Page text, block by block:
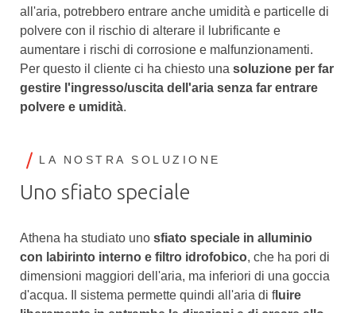
all'aria, potrebbero entrare anche umidità e particelle di
polvere con il rischio di alterare il lubrificante e
aumentare i rischi di corrosione e malfunzionamenti.
Per questo il cliente ci ha chiesto una soluzione per far
gestire l'ingresso/uscita dell'aria senza far entrare
polvere e umidità.
LA NOSTRA SOLUZIONE
Uno sfiato speciale
Athena ha studiato uno sfiato speciale in alluminio
con labirinto interno e filtro idrofobico, che ha pori di
dimensioni maggiori dell'aria, ma inferiori di una goccia
d'acqua. Il sistema permette quindi all'aria di fluire